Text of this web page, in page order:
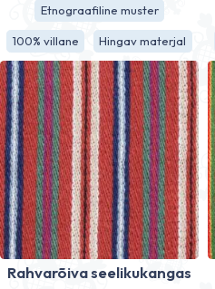
Etnograafiline muster
100% villane Hingav materjal
Rahvarõiva seelikukangas